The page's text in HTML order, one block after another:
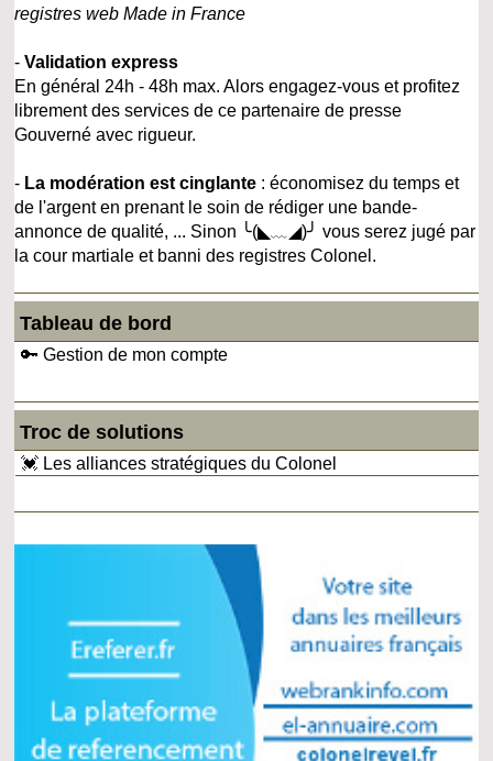
registres web Made in France
-Validation express
En général 24h - 48h max. Alors engagez-vous et profitez
librement des services de ce partenaire de presse
Gouverné avec rigueur.
- La modération est cinglante : économisez du temps et
de l'argent en prenant le soin de rédiger une bande-
annonce de qualité, ... Sinon ╰(◣﹏◢)╯ vous serez jugé par
la cour martiale et banni des registres Colonel.
Tableau de bord
🔑 Gestion de mon compte
Troc de solutions
💓 Les alliances stratégiques du Colonel